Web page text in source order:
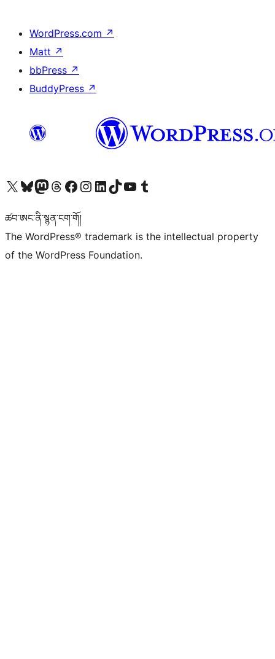
WordPress.com ↗
Matt ↗
bbPress ↗
BuddyPress ↗
Visit our X (formerly Twitter) account
Visit our Bluesky account
Visit our Mastodon account
Visit our Threads account
Visit our Facebook page
Visit our Instagram account
Visit our LinkedIn account
Visit our TikTok account
Visit our YouTube channel
Visit our Tumblr account
ཚབ་ཨང་ནི་སྙན་ངག་གོ།
The WordPress® trademark is the intellectual property
of the WordPress Foundation.